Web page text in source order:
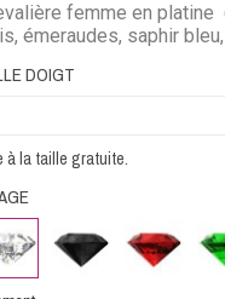
femme en platine
émeraudes, saphir
DOIGT
à la taille gratuite.
Diamant
noir
Rubis